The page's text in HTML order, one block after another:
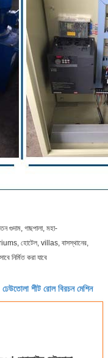
গুদাম, গাছপালা, মহা-
হোটেল, villas, বাসস্থানের,
নির্মিত করা যাবে
ঢেউতোলা শীট রোল বিরচন মেশিন